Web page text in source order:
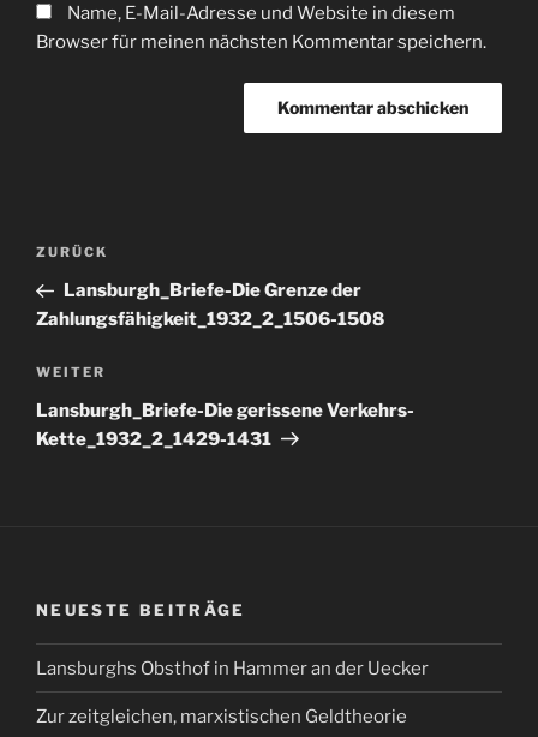
Name, E-Mail-Adresse und Website in diesem
Browser für meinen nächsten Kommentar speichern.
Beitragsnavigation
Vorheriger
Beitrag
ZURÜCK
Lansburgh_Briefe-Die Grenze der
Zahlungsfähigkeit_1932_2_1506-1508
Nächster
Beitrag
WEITER
Lansburgh_Briefe-Die gerissene Verkehrs-
Kette_1932_2_1429-1431
NEUESTE BEITRÄGE
Lansburghs Obsthof in Hammer an der Uecker
Zur zeitgleichen, marxistischen Geldtheorie